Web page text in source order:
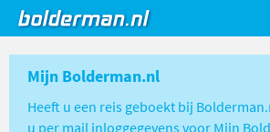
Mijn Bolderman.nl
Heeft u een reis geboekt bij
u per mail inloggegevens voor Mijn